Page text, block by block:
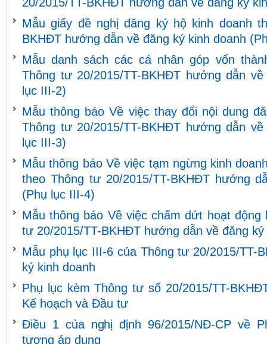
Mẫu giấy đề nghị đăng ký hộ kinh doanh
BKHĐT hướng dẫn về đăng ký kinh doanh
Mẫu danh sách các cá nhân góp vốn
Thông tư 20/2015/TT-BKHĐT hướng dẫn
lục III-2)
Mẫu thông báo Về việc thay đổi nội dung
Thông tư 20/2015/TT-BKHĐT hướng dẫn
lục III-3)
Mẫu thông báo Về việc tạm ngừng kinh
theo Thông tư 20/2015/TT-BKHĐT hướng
(Phụ lục III-4)
Mẫu thông báo Về việc chấm dứt hoạt động
tư 20/2015/TT-BKHĐT hướng dẫn về đăng
Mẫu phụ lục III-6 của Thông tư 20/2015/TT-
ký kinh doanh
Phụ lục kèm Thông tư số 20/2015/TT-
Kế hoạch và Đầu tư
Điều 1 của nghị định 96/2015/NĐ-CP về
tượng áp dụng